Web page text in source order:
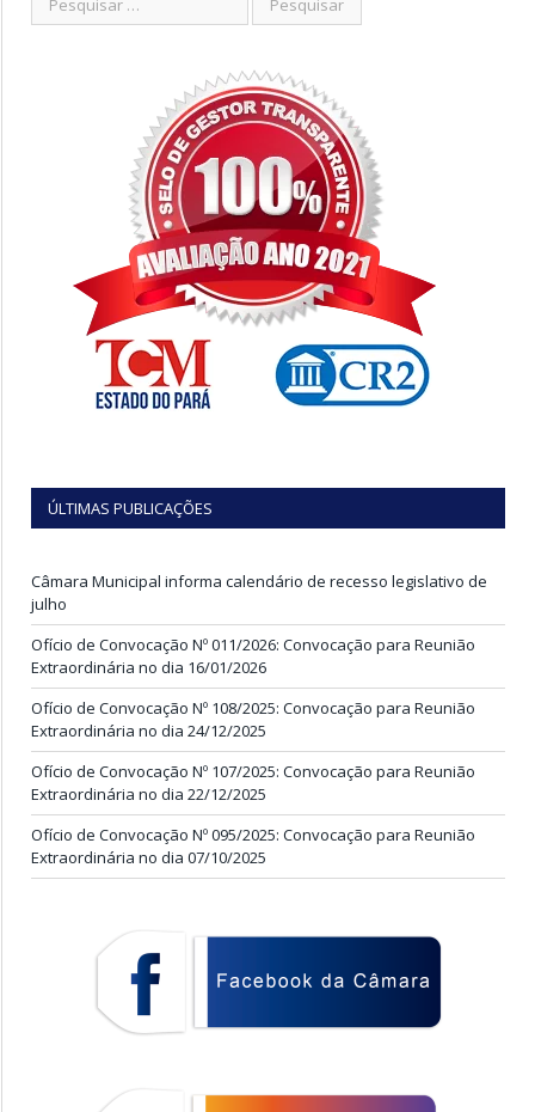
ÚLTIMAS PUBLICAÇÕES
Câmara Municipal informa calendário de recesso legislativo de
julho
Ofício de Convocação Nº 011/2026: Convocação para Reunião
Extraordinária no dia 16/01/2026
Ofício de Convocação Nº 108/2025: Convocação para Reunião
Extraordinária no dia 24/12/2025
Ofício de Convocação Nº 107/2025: Convocação para Reunião
Extraordinária no dia 22/12/2025
Ofício de Convocação Nº 095/2025: Convocação para Reunião
Extraordinária no dia 07/10/2025